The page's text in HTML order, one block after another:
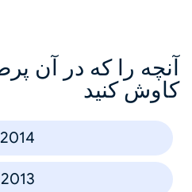
آنچه را که در آن
کاوش کنید
2014
2013